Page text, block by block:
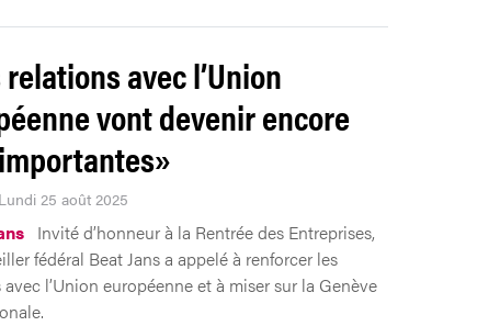
avec l’Union
vont devenir encore
25 août 2025
Invité d’honneur à la Rentrée des Entreprises,
fédéral Beat Jans a appelé à renforcer les
l’Union européenne et à miser sur la Genève